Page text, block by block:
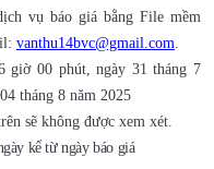
vụ báo giá bằng File mềm
vanthu14bvc@gmail.com.
giờ 00 phút, ngày 31tháng 7
tháng 8 năm 2025
sẽ không được xem xét.
kể từngày báo giá